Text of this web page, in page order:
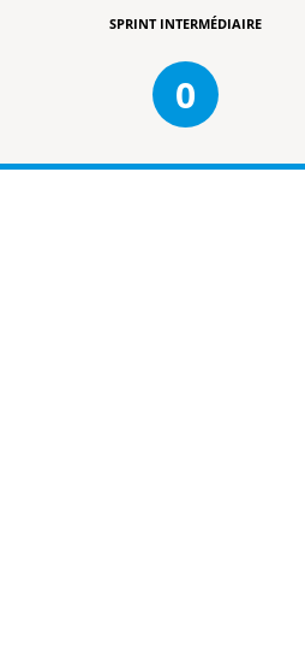
SPRINT INTERMÉDIAIRE
0